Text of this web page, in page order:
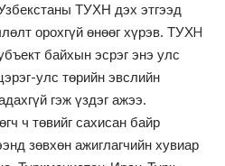
ТУХН дэх этгээд
орохгүй өнөөг хүрэв. ТУХH
байхын эсрэг энэ улс
улс төрийн эвслийн
гэж үздэг ажээ.
ч төвийг сахисан байр
зөвхөн ажиглагчийн хувиар